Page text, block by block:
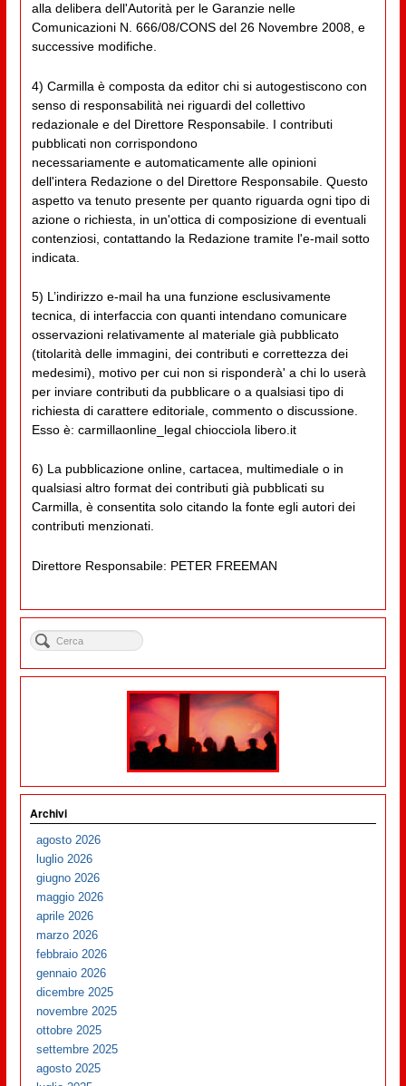
alla delibera dell'Autorità per le Garanzie nelle
Comunicazioni N. 666/08/CONS del 26 Novembre 2008, e
successive modifiche.
4) Carmilla è composta da editor chi si autogestiscono con
senso di responsabilità nei riguardi del collettivo
redazionale e del Direttore Responsabile. I contributi
pubblicati non corrispondono
necessariamente e automaticamente alle opinioni
dell'intera Redazione o del Direttore Responsabile. Questo
aspetto va tenuto presente per quanto riguarda ogni tipo di
azione o richiesta, in un'ottica di composizione di eventuali
contenziosi, contattando la Redazione tramite l'e-mail sotto
indicata.
5) L’indirizzo e-mail ha una funzione esclusivamente
tecnica, di interfaccia con quanti intendano comunicare
osservazioni relativamente al materiale già pubblicato
(titolarità delle immagini, dei contributi e correttezza dei
medesimi), motivo per cui non si risponderà' a chi lo userà
per inviare contributi da pubblicare o a qualsiasi tipo di
richiesta di carattere editoriale, commento o discussione.
Esso è: carmillaonline_legal chiocciola libero.it
6) La pubblicazione online, cartacea, multimediale o in
qualsiasi altro format dei contributi già pubblicati su
Carmilla, è consentita solo citando la fonte egli autori dei
contributi menzionati.
Direttore Responsabile: PETER FREEMAN
Archivi
agosto 2026
luglio 2026
giugno 2026
maggio 2026
aprile 2026
marzo 2026
febbraio 2026
gennaio 2026
dicembre 2025
novembre 2025
ottobre 2025
settembre 2025
agosto 2025